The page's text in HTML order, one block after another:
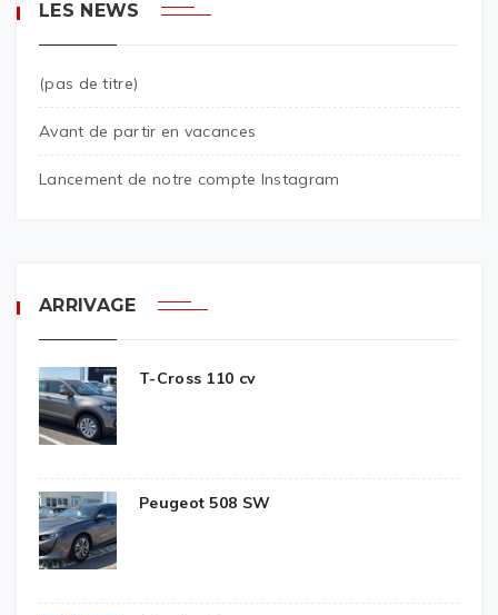
LES NEWS
(pas de titre)
Avant de partir en vacances
Lancement de notre compte Instagram
ARRIVAGE
T-Cross 110 cv
Peugeot 508 SW